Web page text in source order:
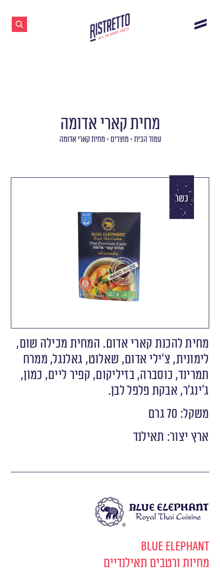
מחית קארי אדומה
עמוד הבית >מוצרים >מחית קארי אדומה
מחית להכנת קארי אדום. המחית מכילה שום,
לימונית, צ׳ילי אדום, שאלוט, גאלנגל, ממרח
תמרינד, כוסברה, בזיליקום, קפיר ליים, כמון,
ג׳ינג׳ר, אבקת פלפל לבן.
משקל: 70 גרם
ארץ יצור: תאילנד
Blue Elephant
מחיות ורטבים תאילנדיים